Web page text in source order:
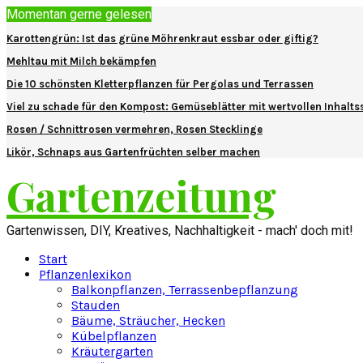
Momentan gerne gelesen
Karottengrün: Ist das grüne Möhrenkraut essbar oder giftig?
Mehltau mit Milch bekämpfen
Die 10 schönsten Kletterpflanzen für Pergolas und Terrassen
Viel zu schade für den Kompost: Gemüseblätter mit wertvollen
Rosen / Schnittrosen vermehren, Rosen Stecklinge
Likör, Schnaps aus Gartenfrüchten selber machen
Gartenzeitung
Gartenwissen, DIY, Kreatives, Nachhaltigkeit - mach' doch mit!
Start
Pflanzenlexikon
Balkonpflanzen, Terrassenbepflanzung
Stauden
Bäume, Sträucher, Hecken
Kübelpflanzen
Kräutergarten